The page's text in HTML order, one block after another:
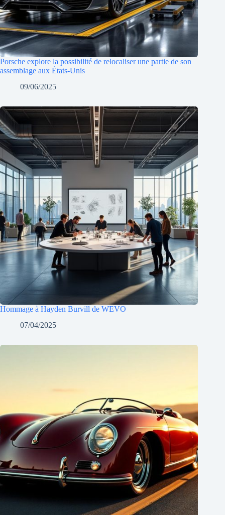
Porsche explore la possibilité de relocaliser une partie de son
assemblage aux États-Unis
09/06/2025
Hommage à Hayden Burvill de WEVO
07/04/2025